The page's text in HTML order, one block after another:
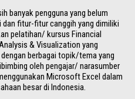
banyak pengguna yang belum
fitur-fitur canggih yang dimiliki
pelatihan/ kursus Financial
& Visualization yang
berbagai topik/tema yang
oleh pengajar/ narasumber
Microsoft Excel dalam
besar di Indonesia.